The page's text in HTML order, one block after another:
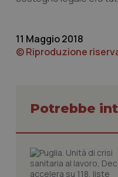
11 Maggio 2018
© Riproduzione
Potrebbe